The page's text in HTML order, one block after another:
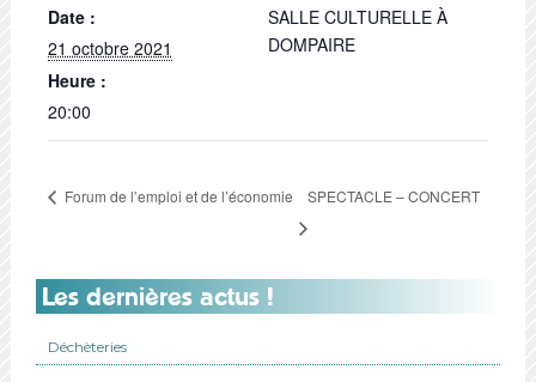
Date :
21 octobre 2021
Heure :
20:00
SALLE CULTURELLE À
DOMPAIRE
Forum de l’emploi et de l’économie SPECTACLE – CONCERT
Les dernières actus !
Déchèteries